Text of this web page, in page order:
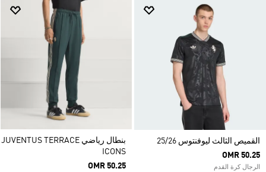
القميص الثالث ليوفنتوس 25/26
OMR 50.25
الرجال كرة القدم
بنطال رياضي JUVENTUS TERRACE
ICONS
OMR 50.25